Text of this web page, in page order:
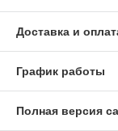
Доставка и
График работы
Полная версия